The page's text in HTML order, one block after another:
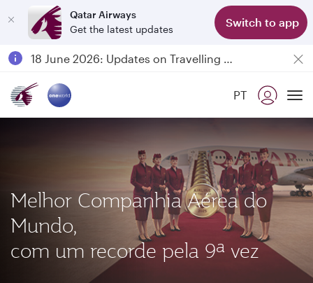
Qatar Airways
Get the latest updates
Switch to app
Passengers flying between Doha and Auckland on QR914 and QR915
18 June 2026: Updates on Travelling with Power Banks
PT
Melhor Companhia Aérea do
Mundo,
com um recorde pela 9ª vez